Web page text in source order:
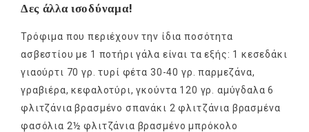
Δες άλλα ισοδύναμα!
Τρόφιμα που περιέχουν την ίδια ποσότητα
ασβεστίου με 1 ποτήρι γάλα είναι τα εξής: 1 κεσεδάκι
γιαούρτι 70 γρ. τυρί φέτα 30-40 γρ. παρμεζάνα,
γραβιέρα, κεφαλοτύρι, γκούντα 120 γρ. αμύγδαλα 6
φλιτζάνια βρασμένο σπανάκι 2 φλιτζάνια βρασμένα
φασόλια 2½ φλιτζάνια βρασμένο μπρόκολο